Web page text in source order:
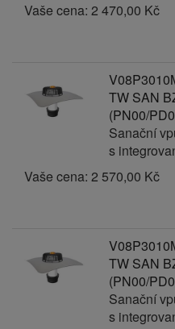
Vaše cena: 2 470,00 Kč
TW SAN
(PN00/
Sanační
s
Vaše cena: 2 570,00 Kč
TW SAN
(PN00/
Sanační
s